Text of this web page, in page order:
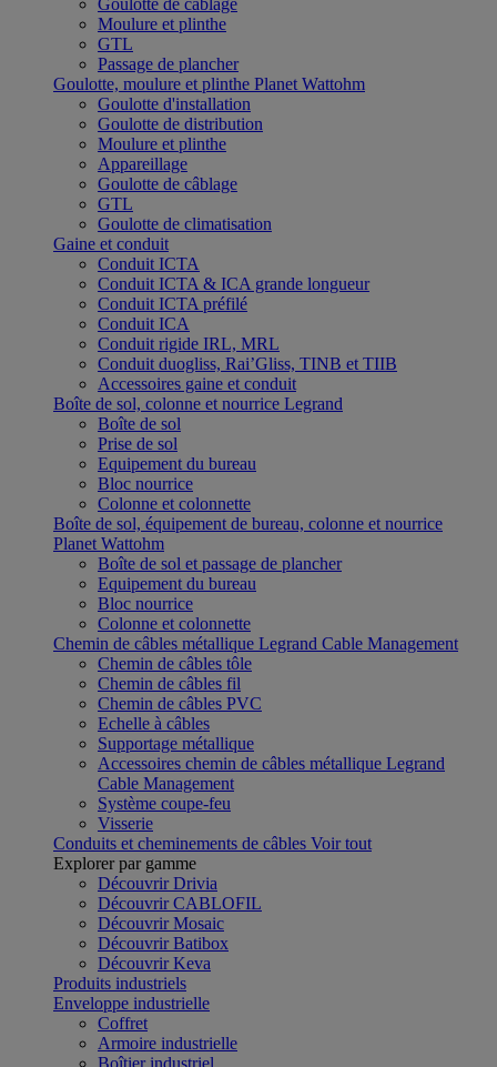
Goulotte de câblage
Moulure et plinthe
GTL
Passage de plancher
Goulotte, moulure et plinthe Planet Wattohm
Goulotte d'installation
Goulotte de distribution
Moulure et plinthe
Appareillage
Goulotte de câblage
GTL
Goulotte de climatisation
Gaine et conduit
Conduit ICTA
Conduit ICTA & ICA grande longueur
Conduit ICTA préfilé
Conduit ICA
Conduit rigide IRL, MRL
Conduit duogliss, Rai’Gliss, TINB et TIIB
Accessoires gaine et conduit
Boîte de sol, colonne et nourrice Legrand
Boîte de sol
Prise de sol
Equipement du bureau
Bloc nourrice
Colonne et colonnette
Boîte de sol, équipement de bureau, colonne et nourrice
Planet Wattohm
Boîte de sol et passage de plancher
Equipement du bureau
Bloc nourrice
Colonne et colonnette
Chemin de câbles métallique Legrand Cable Management
Chemin de câbles tôle
Chemin de câbles fil
Chemin de câbles PVC
Echelle à câbles
Supportage métallique
Accessoires chemin de câbles métallique Legrand
Cable Management
Système coupe-feu
Visserie
Conduits et cheminements de câbles Voir tout
Explorer par gamme
Découvrir Drivia
Découvrir CABLOFIL
Découvrir Mosaic
Découvrir Batibox
Découvrir Keva
Produits industriels
Enveloppe industrielle
Coffret
Armoire industrielle
Boîtier industriel